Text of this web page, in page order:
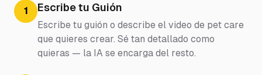
1 Escribe tu Guión
Escribe tu guión o describe el video de pet care
que quieres crear. Sé tan detallado como
quieras — la IA se encarga del resto.